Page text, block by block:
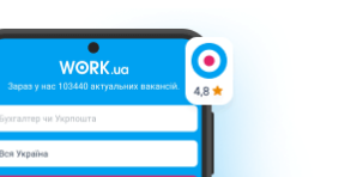
Про нас
Кар’єра
Допомога Умови використання